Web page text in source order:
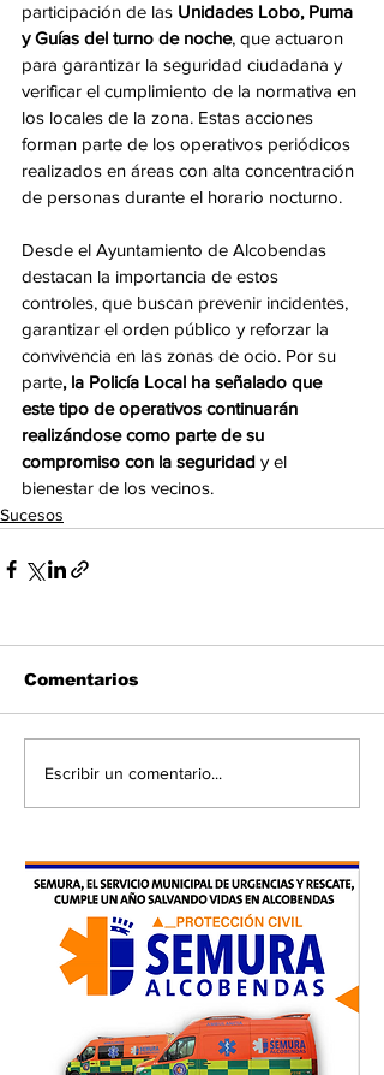
participación de las Unidades Lobo, Puma
y Guías del turno de noche, que actuaron
para garantizar la seguridad ciudadana y
verificar el cumplimiento de la normativa en
los locales de la zona. Estas acciones
forman parte de los operativos periódicos
realizados en áreas con alta concentración
de personas durante el horario nocturno.
Desde el Ayuntamiento de Alcobendas
destacan la importancia de estos
controles, que buscan prevenir incidentes,
garantizar el orden público y reforzar la
convivencia en las zonas de ocio. Por su
parte, la Policía Local ha señalado que
este tipo de operativos continuarán
realizándose como parte de su
compromiso con la seguridad y el
bienestar de los vecinos.
Sucesos
Comentarios
Escribir un comentario...